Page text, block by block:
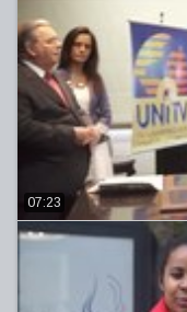
07:23